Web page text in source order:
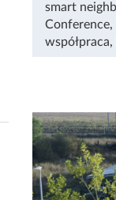
smart
Conference,
współpraca,